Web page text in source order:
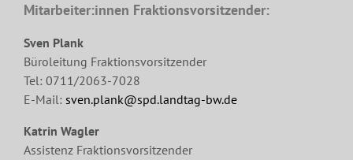
Mitarbeiter:innen Fraktionsvorsitzender:
Sven Plank
Büroleitung Fraktionsvorsitzender
Tel: 0711/2063-7028
E-Mail: sven.plank@spd.landtag-bw.de
Katrin Wagler
Assistenz Fraktionsvorsitzender